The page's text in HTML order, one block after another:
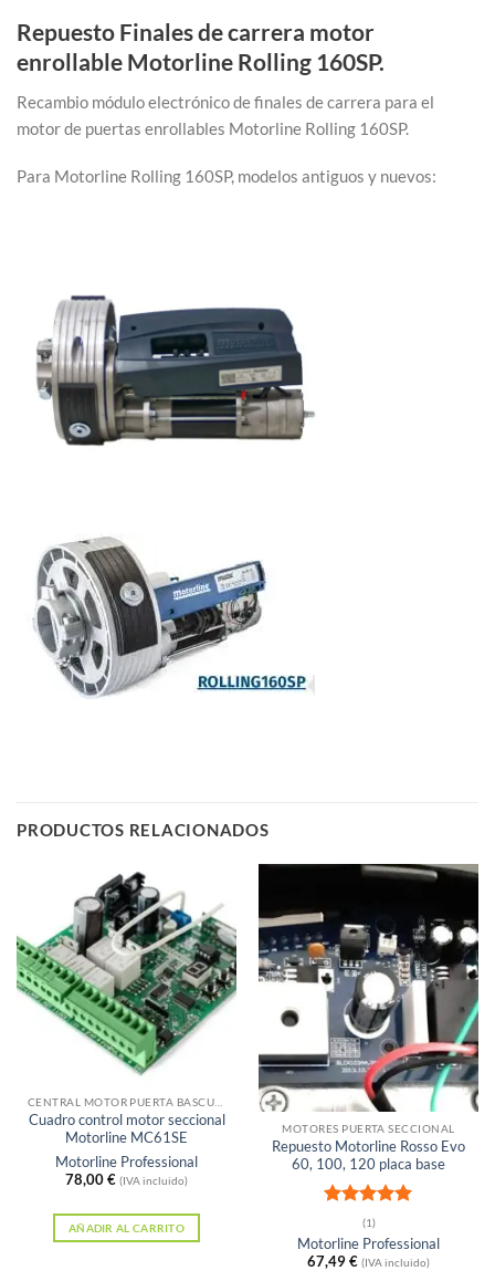
Repuesto Finales de carrera motor
enrollable Motorline Rolling 160SP.
Recambio módulo electrónico de finales de carrera para el
motor de puertas enrollables Motorline Rolling 160SP.
Para Motorline Rolling 160SP, modelos antiguos y nuevos:
PRODUCTOS RELACIONADOS
Cuadro control motor seccional
Motorline MC61SE
Motorline Professional
78,00€ (IVA incluido)
AÑADIR AL CARRITO
Sin existencias
MOTORES PUERTA SECCIONAL
Repuesto Motorline Rosso Evo
60, 100, 120 placa base
Valorado
con 5de 5
(1)
Motorline Professional
67,49€ (IVA incluido)